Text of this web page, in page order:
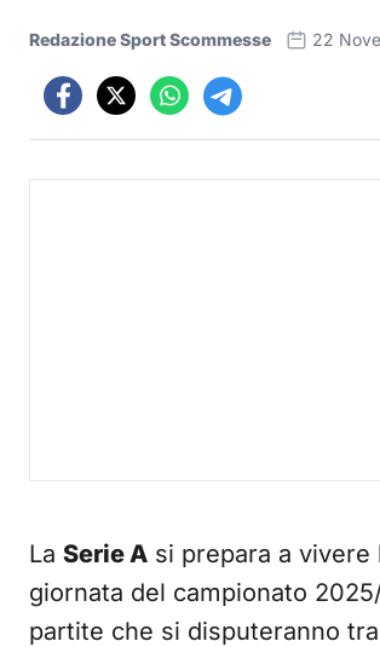
Redazione Sport Scommesse 22
La Serie A si prepara a vivere
giornata del campionato
partite che si disputeranno